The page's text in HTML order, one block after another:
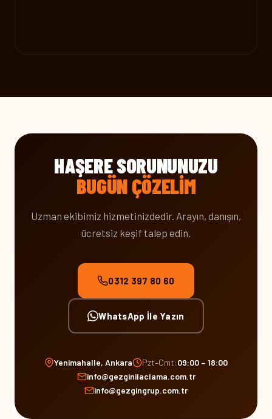
HAŞERE SORUNUNUZU
BUGÜN ÇÖZELIM
Uzman ekibimiz hizmetinizdedir. Arayın, danışın,
ücretsiz keşif talep edin.
0312 397 80 60
WhatsApp İle Yazın
Yenimahalle, Ankara Pzt–Cmt:09:00 – 18:00
info@gezginilaclama.com.tr
info@gezgingrup.com.tr